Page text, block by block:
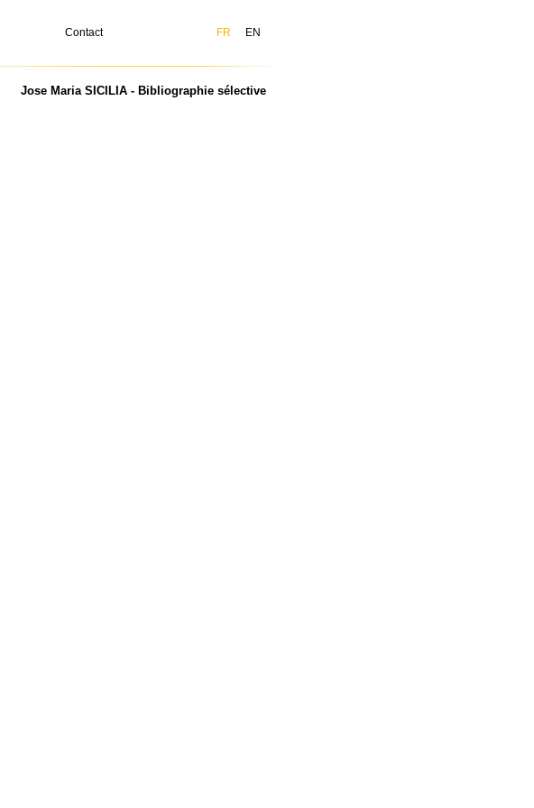
Contact FR EN
Jose Maria SICILIA - Bibliographie sélective